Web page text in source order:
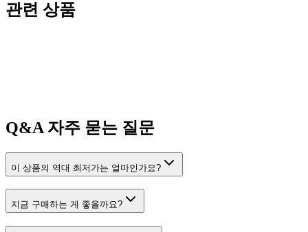
관련 상품
Q&A 자주 묻는 질문
이 상품의 역대 최저가는 얼마인가요?
지금 구매하는 게 좋을까요?